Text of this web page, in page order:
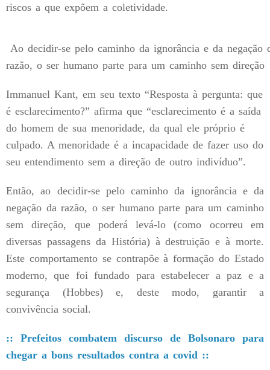
riscos a que expõem a coletividade.
Ao decidir-se pelo caminho da ignorância e da negação
razão, o ser humano parte para um caminho sem direção
Immanuel Kant, em seu texto “Resposta à pergunta: que
é esclarecimento?” afirma que “esclarecimento é a saída
do homem de sua menoridade, da qual ele próprio é
culpado. A menoridade é a incapacidade de fazer uso do
seu entendimento sem a direção de outro indivíduo”.
Então, ao decidir-se pelo caminho da ignorância e da
negação da razão, o ser humano parte para um caminho
sem direção, que poderá levá-lo (como ocorreu em
diversas passagens da História) à destruição e à morte.
Este comportamento se contrapõe à formação do Estado
moderno, que foi fundado para estabelecer a paz e a
segurança (Hobbes) e, deste modo, garantir a
convivência social.
:: Prefeitos combatem discurso de Bolsonaro para
chegar a bons resultados contra a covid ::